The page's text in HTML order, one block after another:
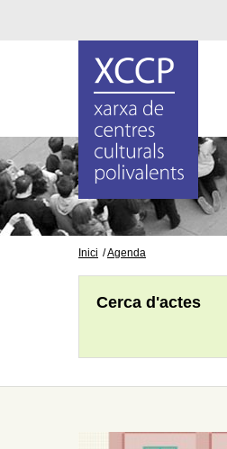
Inici Agenda
Cerca d'actes